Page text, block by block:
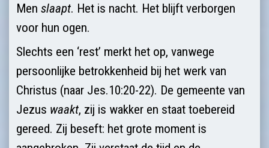
Men slaapt. Het is nacht. Het blijft verborgen
voor hun ogen.
Slechts een ‘rest’ merkt het op, vanwege
persoonlijke betrokkenheid bij het werk van
Christus (naar Jes.10:20-22). De gemeente van
Jezus waakt, zij is wakker en staat toebereid
gereed. Zij beseft: het grote moment is